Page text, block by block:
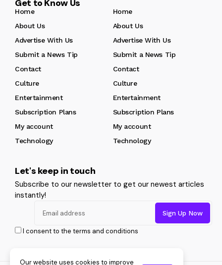
Get to Know Us
Home
Home
About Us
About Us
Advertise With Us
Advertise With Us
Submit a News Tip
Submit a News Tip
Contact
Contact
Culture
Culture
Entertainment
Entertainment
Subscription Plans
Subscription Plans
My account
My account
Technology
Technology
Let's keep in touch
Subscribe to our newsletter to get our newest articles
instantly!
I consent to the terms and conditions
Our website uses cookies to improve